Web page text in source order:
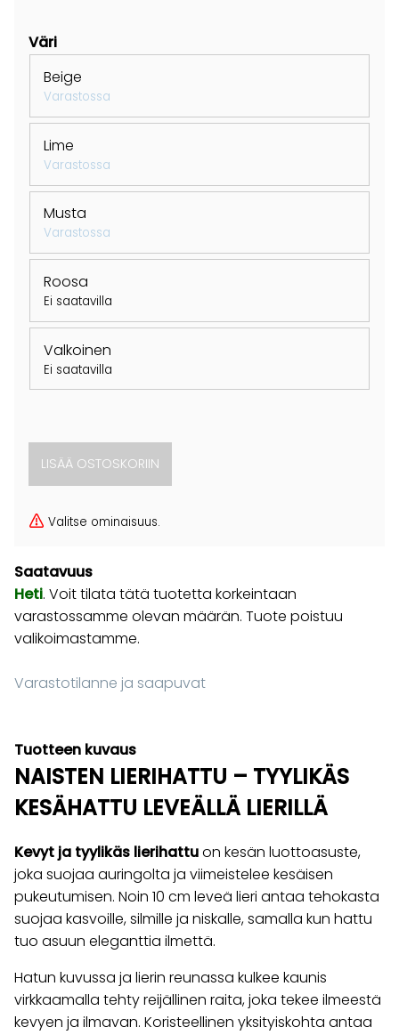
Väri
Beige
Varastossa
Lime
Varastossa
Musta
Varastossa
Roosa
Ei saatavilla
Valkoinen
Ei saatavilla
Valitse ominaisuus.
Saatavuus
Heti. Voit tilata tätä tuotetta korkeintaan
varastossamme olevan määrän. Tuote poistuu
valikoimastamme.
Varastotilanne ja saapuvat
Tuotteen kuvaus
NAISTEN LIERIHATTU – TYYLIKÄS
KESÄHATTU LEVEÄLLÄ LIERILLÄ
Kevyt ja tyylikäs lierihattuon kesän luottoasuste,
joka suojaa auringolta ja viimeistelee kesäisen
pukeutumisen. Noin 10 cm leveä lieri antaa tehokasta
suojaa kasvoille, silmille ja niskalle, samalla kun hattu
tuo asuun eleganttia ilmettä.
Hatun kuvussa ja lierin reunassa kulkee kaunis
virkkaamalla tehty reijällinen raita, joka tekee ilmeestä
kevyen ja ilmavan. Koristeellinen yksityiskohta antaa